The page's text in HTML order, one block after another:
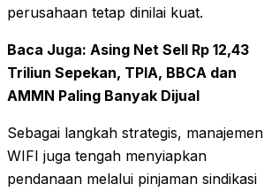
perusahaan tetap dinilai kuat.
Baca Juga: Asing Net Sell Rp 12,43
Triliun Sepekan, TPIA, BBCA dan
AMMN Paling Banyak Dijual
Sebagai langkah strategis, manajemen
WIFI juga tengah menyiapkan
pendanaan melalui pinjaman sindikasi